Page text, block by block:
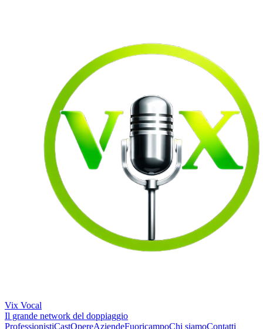
Vix Vocal
Il grande network del doppiaggio
ProfessionistiCastOpereAziendeFuoricampoChi siamoContatti